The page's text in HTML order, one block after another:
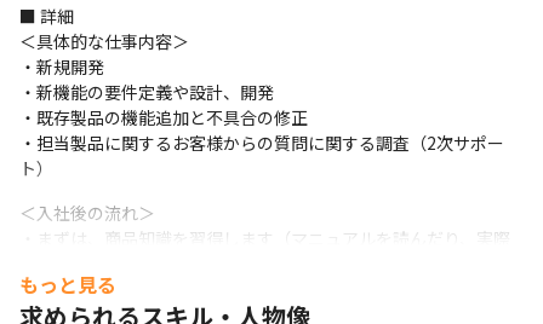
■ 詳細
＜具体的な仕事内容＞
・新規開発
・新機能の要件定義や設計、開発
・既存製品の機能追加と不具合の修正
・担当製品に関するお客様からの質問に関する調査（2次サポー
ト）
＜入社後の流れ＞
・まずは、商品知識を習得します（マニュアルを読んだり、実際
・Eラーニングを用いた言語の習得
・配属後は、開発のテスト（改修/機能追加した商品やサービスの
もっと見る
求められるスキル・人物像